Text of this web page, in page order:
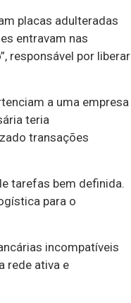
placas adulteradas
entravam nas
responsável por liberar
a uma empresa
teria
transações
tarefas bem definida.
para o
incompatíveis
rede ativa e